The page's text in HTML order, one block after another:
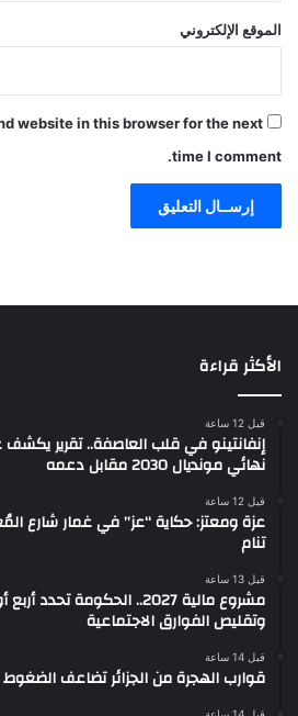
الموقع الإلكتروني
website in this browser for the next
time I comment.
الأكثر قراءة
قبل 12 ساعة
إنفانتينو في قلب العاصفة.. تقرير
نهائي مونديال 2030 مقابل دعمه
قبل 12 ساعة
عزة ومعتز: حكاية “عز” في غمار شارع
تنام
قبل 13 ساعة
مشروع مالية 2027.. الحكومة
وتقليص الفوارق الاجتماعية
قبل 14 ساعة
قوارب الهجرة من الجزائر تضاعف الضغوط